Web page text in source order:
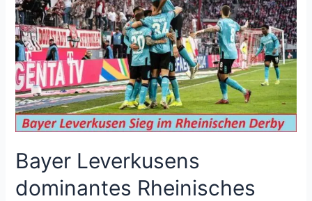
Bayer Leverkusens
dominantes Rheinisches
dominantes
Rheinisches
Derby
gewinnt
die
Meisterschaft